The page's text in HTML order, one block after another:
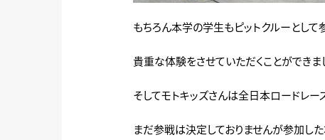
もちろん本学の学生もピットクルーとして参
貴重な体験をさせていただくことができま
そしてモトキッズさんは全日本ロードレ
まだ参戦は決定しておりませんが参加した